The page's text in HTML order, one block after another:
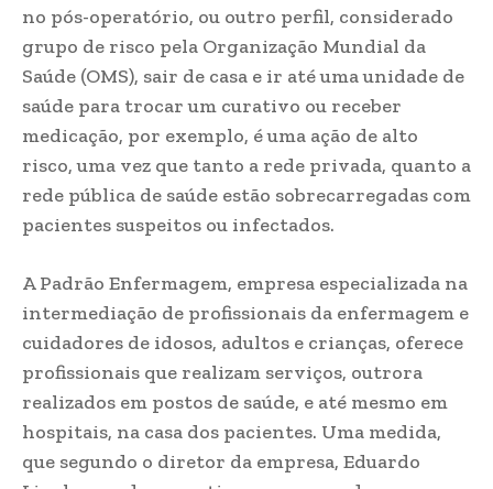
no pós-operatório, ou outro perfil, considerado
grupo de risco pela Organização Mundial da
Saúde (OMS), sair de casa e ir até uma unidade de
saúde para trocar um curativo ou receber
medicação, por exemplo, é uma ação de alto
risco, uma vez que tanto a rede privada, quanto a
rede pública de saúde estão sobrecarregadas com
pacientes suspeitos ou infectados.
A Padrão Enfermagem, empresa especializada na
intermediação de profissionais da enfermagem e
cuidadores de idosos, adultos e crianças, oferece
profissionais que realizam serviços, outrora
realizados em postos de saúde, e até mesmo em
hospitais, na casa dos pacientes. Uma medida,
que segundo o diretor da empresa, Eduardo